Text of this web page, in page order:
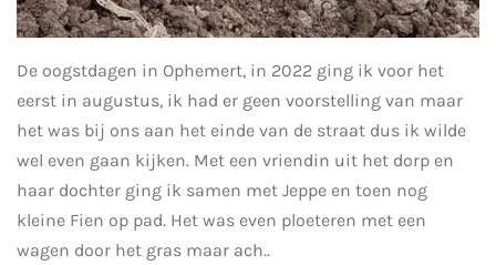
De oogstdagen in Ophemert, in 2022 ging ik voor het
eerst in augustus, ik had er geen voorstelling van maar
het was bij ons aan het einde van de straat dus ik wilde
wel even gaan kijken. Met een vriendin uit het dorp en
haar dochter ging ik samen met Jeppe en toen nog
kleine Fien op pad. Het was even ploeteren met een
wagen door het gras maar ach..